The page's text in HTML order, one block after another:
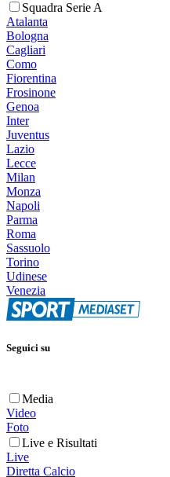
Squadra Serie A
Atalanta
Bologna
Cagliari
Como
Fiorentina
Frosinone
Genoa
Inter
Juventus
Lazio
Lecce
Milan
Monza
Napoli
Parma
Roma
Sassuolo
Torino
Udinese
Venezia
Seguici su
Media
Video
Foto
Live e Risultati
Live
Diretta Calcio